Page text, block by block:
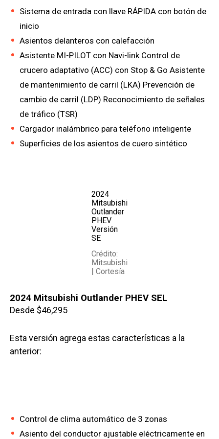
Sistema de entrada con llave RÁPIDA con botón de
inicio
Asientos delanteros con calefacción
Asistente MI-PILOT con Navi-link Control de
crucero adaptativo (ACC) con Stop & Go Asistente
de mantenimiento de carril (LKA) Prevención de
cambio de carril (LDP) Reconocimiento de señales
de tráfico (TSR)
Cargador inalámbrico para teléfono inteligente
Superficies de los asientos de cuero sintético
2024
Mitsubishi
Outlander
PHEV
Versión
SE
Crédito:
Mitsubishi
| Cortesía
2024 Mitsubishi Outlander PHEV SEL
Desde $46,295
Esta versión agrega estas características a la
anterior:
Control de clima automático de 3 zonas
Asiento del conductor ajustable eléctricamente en